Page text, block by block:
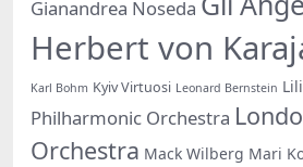
Gianandrea Noseda
Herbert von
Karl Bohm Kyiv Virtuosi Leonard Bernstein
Philharmonic Orchestra
Orchestra Mack Wilberg Mari